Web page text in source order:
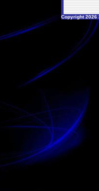
Copyright 2026